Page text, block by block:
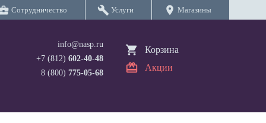
Сотрудничество build Услуги location_on Магазины
info@nasp.ru
+7 (812) 602-40-48
8 (800) 775-05-68
Корзина
Акции